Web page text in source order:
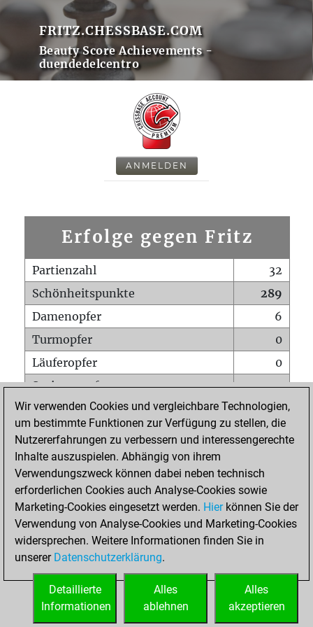
FRITZ.CHESSBASE.COM
Beauty Score Achievements -
duendedelcentro
ANMELDEN
Erfolge gegen Fritz
Partienzahl
32
Schönheitspunkte
289
Damenopfer
6
Turmopfer
0
Läuferopfer
0
Springeropfer
3
Bauernopfer
3
Matt auf vollem Brett
0
Bauer setzt Matt
Erstickte Matts
Unterverwandlungen
0
Türme auf der siebten
3
STARTSEITE
Wir verwenden Cookies und vergleichbare Technologien,
um bestimmte Funktionen zur Verfügung zu stellen, die
Nutzererfahrungen zu verbessern und interessengerechte
Inhalte auszuspielen. Abhängig von ihrem
Verwendungszweck können dabei neben technisch
erforderlichen Cookies auch Analyse-Cookies sowie
Marketing-Cookies eingesetzt werden. Hierkönnen Sie der
Verwendung von Analyse-Cookies und Marketing-Cookies
widersprechen. Weitere Informationen finden Sie in
unserer Datenschutzerklärung.
Alles
akzeptieren
Alles
ablehnen
Detaillierte
Informationen